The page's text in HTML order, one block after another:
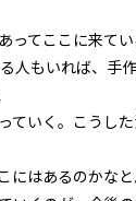
ってここに来てい
人もいれば、手
ていく。こうし
にはあるのかなと